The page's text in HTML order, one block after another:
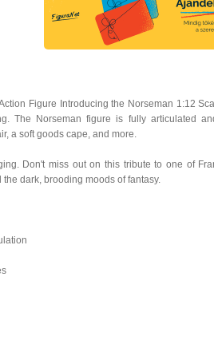
Figure Introducing the Norseman 1:12
The Norseman figure is fully articulated
a soft goods cape, and more.
Don't miss out on this tribute to one of
dark, brooding moods of fantasy.